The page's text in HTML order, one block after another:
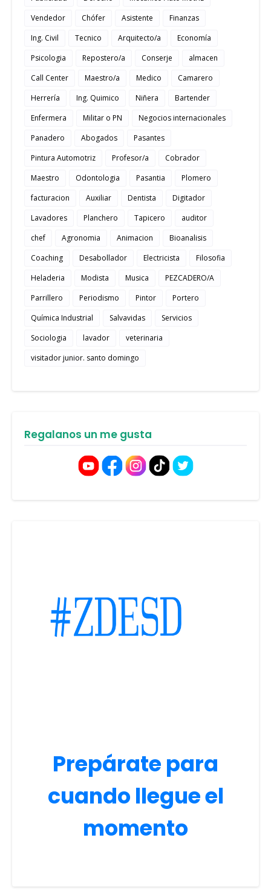
Vendedor
Chófer Asistente
Finanzas
Ing. Civil
Tecnico Arquitecto/a
Economía
Psicologia
Repostero/a Conserje
almacen
Call Center
Maestro/a Medico
Camarero
Herrería
Ing. Quimico Niñera
Bartender
Enfermera
Militar o PN
Negocios internacionales
Panadero
Abogados
Pasantes
Pintura Automotriz
Profesor/a
Cobrador
Maestro
Odontologia Pasantia
Plomero
facturacion
Auxiliar Dentista
Digitador
Lavadores
Planchero Tapicero
auditor
chef
Agronomia Animacion
Bioanalisis
Coaching
Desabollador Electricista
Filosofia
Heladeria
Modista Musica
PEZCADERO/A
Parrillero
Periodismo Pintor
Portero
Química Industrial
Salvavidas
Servicios
Sociologia
lavador
veterinaria
visitador junior. santo domingo
Regalanos un me gusta
Prepárate para
cuando llegue el
momento